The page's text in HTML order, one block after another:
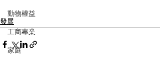
動物權益
工商專業
家庭
發展